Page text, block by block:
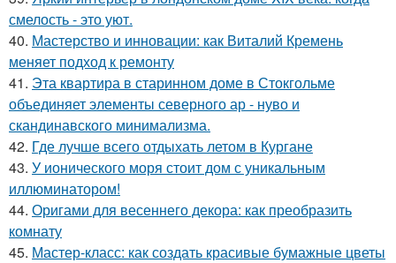
смелость - это уют.
40. Мастерство и инновации: как Виталий Кремень
меняет подход к ремонту
41. Эта квартира в старинном доме в Стокгольме
объединяет элементы северного ар - нуво и
скандинавского минимализма.
42. Где лучше всего отдыхать летом в Кургане
43. У ионического моря стоит дом с уникальным
иллюминатором!
44. Оригами для весеннего декора: как преобразить
комнату
45. Мастер-класс: как создать красивые бумажные цветы